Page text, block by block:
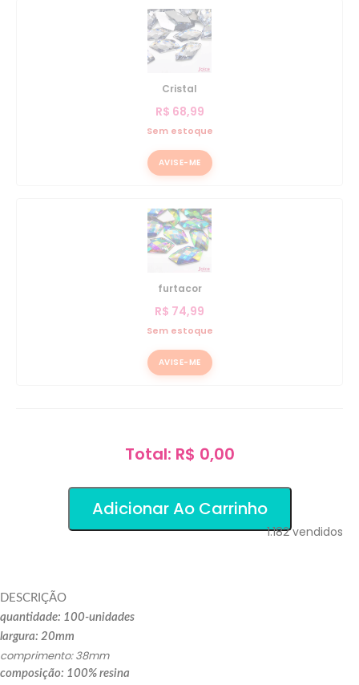
Cristal
R$ 68,99
Sem estoque
AVISE-ME
furtacor
R$ 74,99
Sem estoque
AVISE-ME
Total: R$ 0,00
Adicionar Ao Carrinho
1.182vendidos
DESCRIÇÃO
quantidade: 100-unidades
largura: 20mm
comprimento: 38mm
composição: 100% resina